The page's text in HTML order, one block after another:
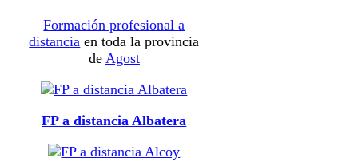
Formación profesional a
distancia en toda la provincia
de Agost
FP a distancia Albatera